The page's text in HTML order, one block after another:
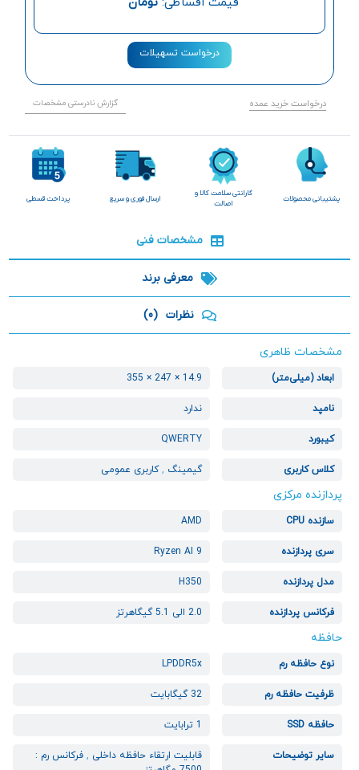
درخواست تسهیلات
درخواست خرید عمده گزارش نادرستی مشخصات
پشتیبانی محصولات
گارانتی سلامت کالا و
اصالت
ارسال فوری و سریع پرداخت قسطی
مشخصات فنی
معرفی برند
نظرات (0)
مشخصات ظاهری
ابعاد (میلی‌متر) 14.9 × 247 × 355
نامپد ندارد
کیبورد QWERTY
کلاس کاربری گیمینگ ,کاربری عمومی
پردازنده مرکزی
سازنده CPU AMD
سری پردازنده Ryzen AI 9
مدل پردازنده H350
فرکانس پردازنده 2.0 الی 5.1 گیگاهرتز
حافظه
نوع حافظه رم LPDDR5x
ظرفیت حافظه رم 32 گیگابایت
حافظه SSD 1 ترابایت
سایر توضیحات قابلیت ارتقاء حافظه داخلی ,فرکانس رم :